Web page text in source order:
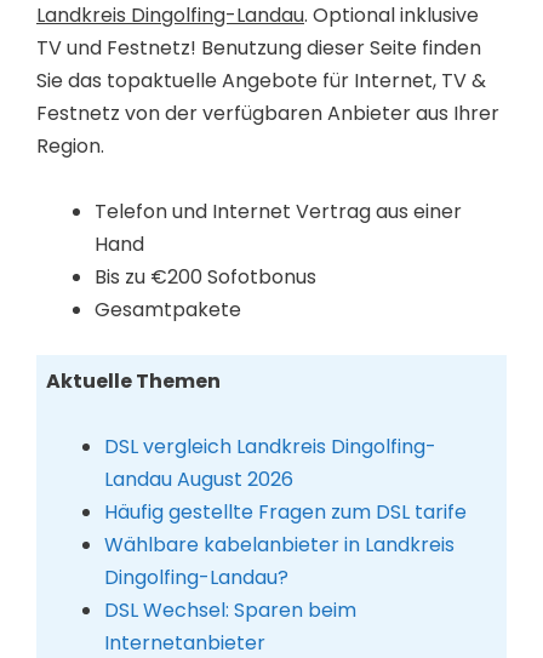
Landkreis Dingolfing-Landau. Optional inklusive
TV und Festnetz! Benutzung dieser Seite finden
Sie das topaktuelle Angebote für Internet, TV &
Festnetz von der verfügbaren Anbieter aus Ihrer
Region.
Telefon und Internet Vertrag aus einer
Hand
Bis zu €200 Sofotbonus
Gesamtpakete
Aktuelle Themen
DSL vergleich Landkreis Dingolfing-
Landau August 2026
Häufig gestellte Fragen zum DSL tarife
Wählbare kabelanbieter in Landkreis
Dingolfing-Landau?
DSL Wechsel: Sparen beim
Internetanbieter